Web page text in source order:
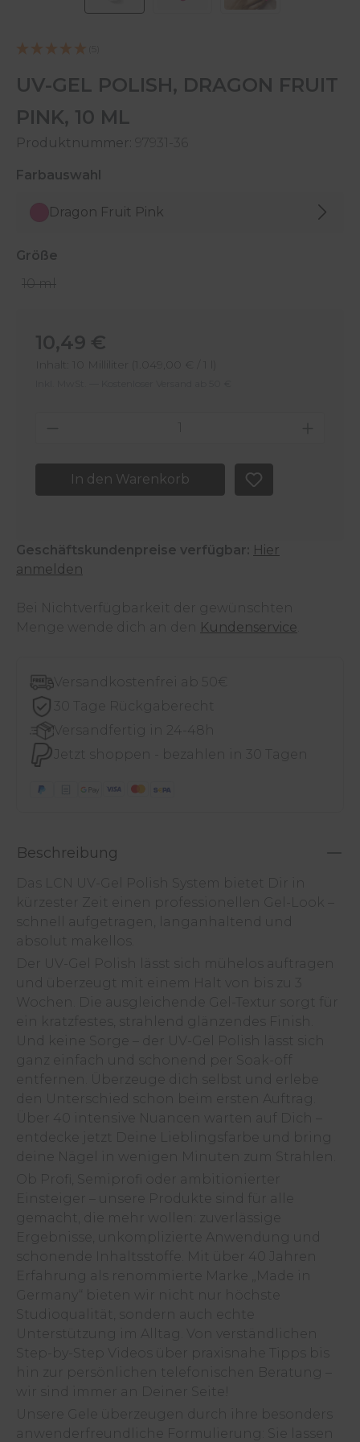
UV-GEL POLISH, DRAGON FRUIT
PINK, 10 ML
Produktnummer: 97931-36
Farbauswahl
Dragon Fruit Pink
Größe
10 ml
Regulärer Preis:
10,49 €
Inhalt: 10 Milliliter (1.049,00 € / 1 l)
Produkt Anzahl: Gib den
In den Warenkorb
Geschäftskundenpreise verfügbar: Hier
anmelden
Bei Nichtverfügbarkeit der gewünschten
Menge wende dich an den
Kundenservice
Versandkostenfrei ab 50€
30 Tage Rückgaberecht
Versandfertig in 24-48h
Jetzt shoppen - bezahlen in 30 Tagen
Beschreibung
Das LCN UV-Gel Polish System bietet Dir in
kürzester Zeit einen professionellen Gel-Look –
schnell aufgetragen, langanhaltend und
absolut makellos.
Der UV-Gel Polish lässt sich mühelos auftragen
und überzeugt mit einem Halt von bis zu 3
Wochen. Die ausgleichende Gel-Textur sorgt für
ein kratzfestes, strahlend glänzendes Finish.
Und keine Sorge – der UV-Gel Polish lässt sich
ganz einfach und schonend per Soak-off
entfernen. Überzeuge dich selbst und erlebe
den Unterschied schon beim ersten Auftrag.
Über 40 intensive Nuancen warten auf Dich –
entdecke jetzt Deine Lieblingsfarbe und bring
deine Nägel in wenigen Minuten zum Strahlen.
Ob Profi, Semiprofi oder ambitionierter
Einsteiger – unsere Produkte sind für alle
gemacht, die mehr wollen: zuverlässige
Ergebnisse, unkomplizierte Anwendung und
schonende Inhaltsstoffe. Mit über 40 Jahren
Erfahrung als renommierte Marke „Made in
Germany“ bieten wir nicht nur höchste
Studioqualität, sondern auch echte
Unterstützung im Alltag. Von verständlichen
Step-by-Step Videos über praxisnahe Tipps bis
hin zur persönlichen telefonischen Beratung –
wir sind immer an Deiner Seite!
Unsere Gele überzeugen durch ihre besonders
anwenderfreundliche Formulierung: Sie lassen